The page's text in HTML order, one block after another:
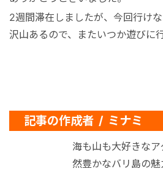
2週間滞在しましたが、今回行け
沢山あるので、またいつか遊びに
記事の作成者 / ミナミ
海も山も大好きな
然豊かなバリ島の